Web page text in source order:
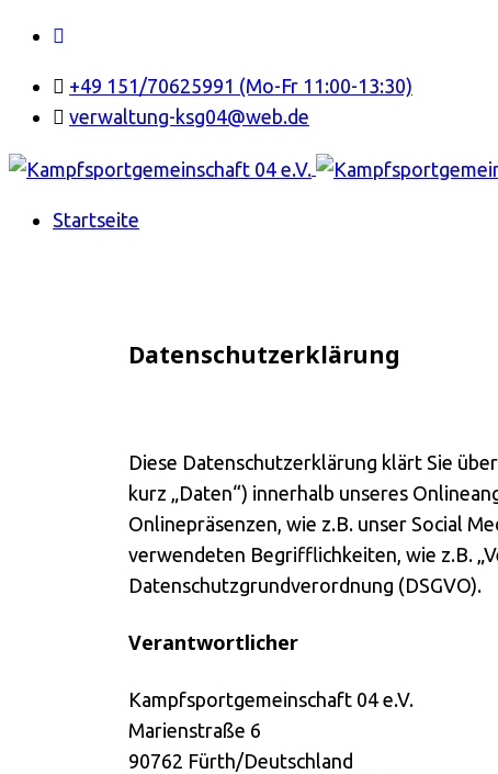
+49 151/70625991 (Mo-Fr 11:00-13:30)
verwaltung-ksg04@web.de
Startseite
Datenschutzerklärung
Diese Datenschutzerklärung klärt Sie
kurz „Daten“) innerhalb unseres
Onlinepräsenzen, wie z.B. unser Social
verwendeten Begrifflichkeiten, wie z.B.
Datenschutzgrundverordnung (DSGVO).
Verantwortlicher
Kampfsportgemeinschaft 04 e.V.
Marienstraße 6
90762 Fürth/Deutschland